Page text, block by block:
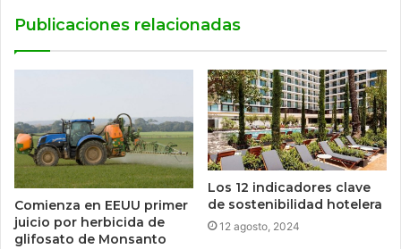
Publicaciones relacionadas
Comienza en EEUU primer
juicio por herbicida de
glifosato de Monsanto
Los 12 indicadores clave
de sostenibilidad hotelera
12 agosto, 2024